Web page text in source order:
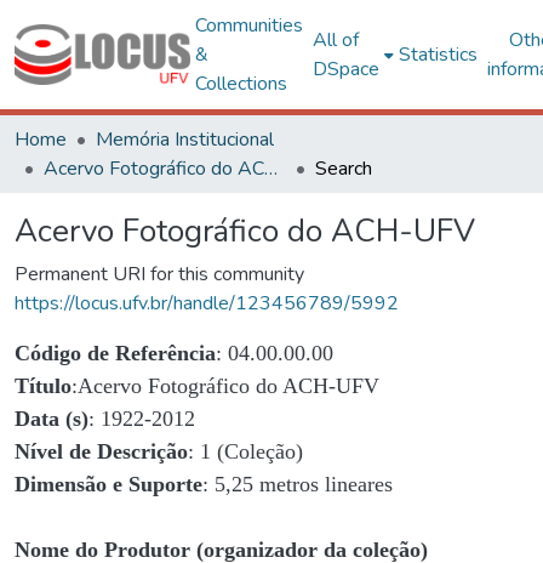
Communities
&
Collections
All of
DSpace
Statistics
Home
Memória Institucional
Acervo Fotográfico do ACH-UFV
Search
Acervo Fotográfico do ACH-UFV
Permanent URI for this community
https://locus.ufv.br/handle/123456789/5992
Código de Referência: 04.00.00.00
Título:Acervo Fotográfico do ACH-UFV
Data (s): 1922-2012
Nível de Descrição: 1 (Coleção)
Dimensão e Suporte: 5,25 metros lineares
Nome do Produtor (organizador da coleção)